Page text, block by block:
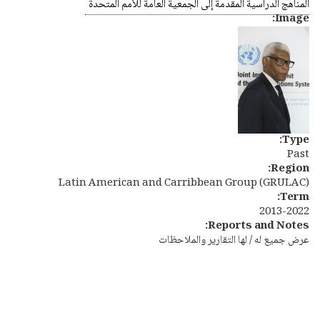
المناهج الدراسية المقدمة إلى الجمعية العامة للأمم المتحدة
Image:
Type:
Past
Region:
Latin American and Carribbean Group (GRULAC)
Term:
2013-2022
Reports and Notes:
عرض جميع له / لها التقارير والملاحظات